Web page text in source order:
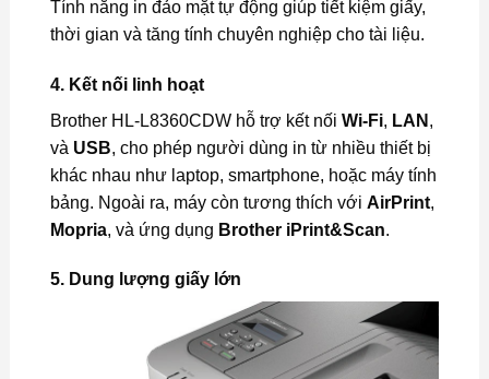
Tính năng in đảo mặt tự động giúp tiết kiệm giấy,
thời gian và tăng tính chuyên nghiệp cho tài liệu.
4. Kết nối linh hoạt
Brother HL-L8360CDW hỗ trợ kết nối Wi-Fi, LAN ,
và USB, cho phép người dùng in từ nhiều thiết bị
khác nhau như laptop, smartphone, hoặc máy tính
bảng. Ngoài ra, máy còn tương thích với AirPrint,
Mopria, và ứng dụng Brother iPrint&Scan.
5. Dung lượng giấy lớn